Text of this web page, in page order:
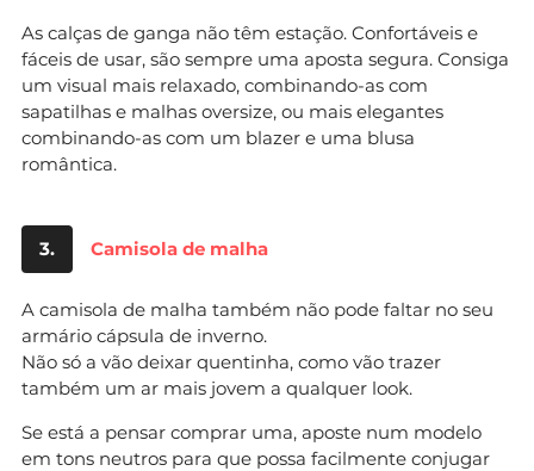
As calças de ganga não têm estação. Confortáveis e
fáceis de usar, são sempre uma aposta segura. Consiga
um visual mais relaxado, combinando-as com
sapatilhas e malhas oversize, ou mais elegantes
combinando-as com um blazer e uma blusa
romântica.
3. Camisola de malha
A camisola de malha também não pode faltar no seu
armário cápsula de inverno.
Não só a vão deixar quentinha, como vão trazer
também um ar mais jovem a qualquer look.
Se está a pensar comprar uma, aposte num modelo
em tons neutros para que possa facilmente conjugar